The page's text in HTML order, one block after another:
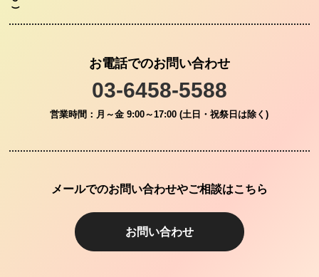
お電話でのお問い合わせ
03-6458-5588
営業時間：月～金 9:00～17:00 (土日・祝祭日は除く)
メールでのお問い合わせやご相談はこちら
お問い合わせ